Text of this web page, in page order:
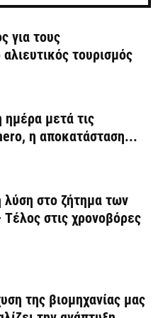
για τους
τουρισμός
μετά τις
η αποκατάσταση...
στο ζήτημα των
στις χρονοβόρες
της βιομηχανίας μας